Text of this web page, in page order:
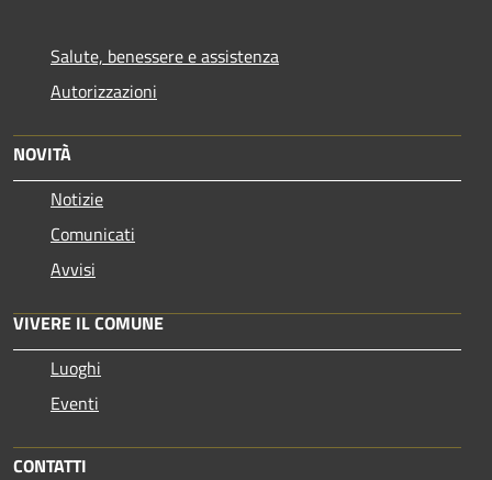
Salute, benessere e assistenza
Autorizzazioni
NOVITÀ
Notizie
Comunicati
Avvisi
VIVERE IL COMUNE
Luoghi
Eventi
CONTATTI